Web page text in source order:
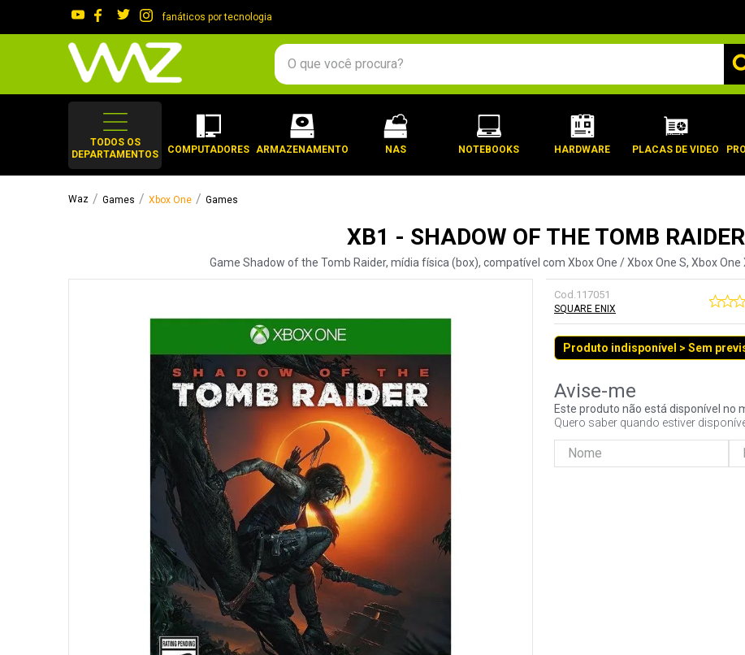
fanáticos por tecnologia
O que você procura?
TODOS OS
DEPARTAMENTOS
COMPUTADORES ARMAZENAMENTO NAS NOTEBOOKS HARDWARE PLACAS DE VIDEO
Games Xbox One Games
XB1 - SHADOW OF THE TOMB RAIDER
Game Shadow of the Tomb Raider, mídia física (box), compatível com Xbox One / Xbox One S, Xbox One
Cod.117051
SQUARE ENIX
Produto indisponível > Sem
Este produto não está disponível no
Quero saber quando estiver
gabinete
2º
keychron
6
mouse
8º
fractal
9º
controle
10 º hd